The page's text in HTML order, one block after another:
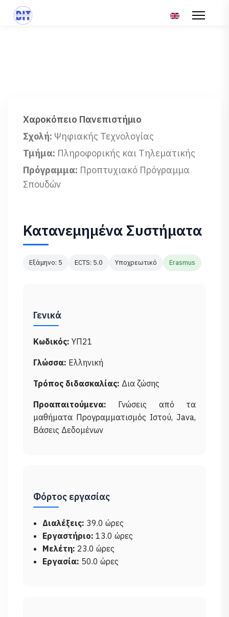
Επιλέξτε τη
Χαροκόπειο Πανεπιστήμιο
Σχολή: Ψηφιακής Τεχνολογίας
Τμήμα: Πληροφορικής και Τηλεματικής
Πρόγραμμα: Προπτυχιακό Πρόγραμμα
Σπουδών
Κατανεμημένα Συστήματα
Εξάμηνο: 5 ECTS: 5.0 Υποχρεωτικό Erasmus
Γενικά
Κωδικός: ΥΠ21
Γλώσσα: Ελληνική
Τρόπος διδασκαλίας: Δια ζώσης
Προαπαιτούμενα: Γνώσεις από τα
μαθήματα Προγραμματισμός Ιστού, Java,
Βάσεις Δεδομένων
Φόρτος εργασίας
Διαλέξεις: 39.0 ώρες
Εργαστήριο: 13.0 ώρες
Μελέτη: 23.0 ώρες
Εργασία: 50.0 ώρες